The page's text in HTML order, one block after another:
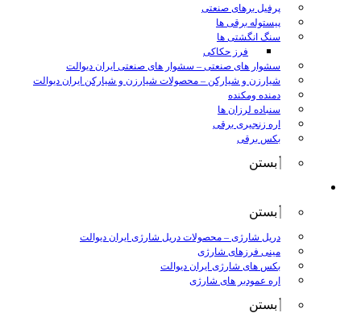
پرفیل برهای صنعتی
پیستوله برقی ها
سنگ انگشتی ها
فرز حکاکی
سشوار های صنعتی – سشوار های صنعتی ایران دیوالت
شیارزن و شیارکن – محصولات شیارزن و شیارکن ایران دیوالت
دمنده ومکنده
سنباده لرزان ها
اره زنجیری برقی
بکس برقی
بستن
بستن
دریل شارژی – محصولات دریل شارژی ایران دیوالت
مینی فرزهای شارژی
بکس های شارژی ایران دیوالت
اره عمودبر های شارژی
بستن